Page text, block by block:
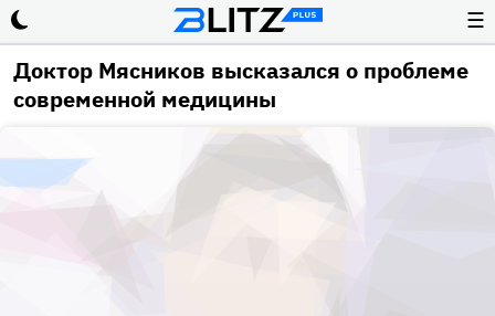
☰
Доктор Мясников высказался о проблеме
современной медицины